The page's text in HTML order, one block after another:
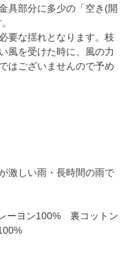
具部分に多少の「空き(開
要な揺れとなります。枝
風を受けた時に、風の力
はございませんので予め
激しい雨・長時間の雨で
ーヨン100% 裏コットン